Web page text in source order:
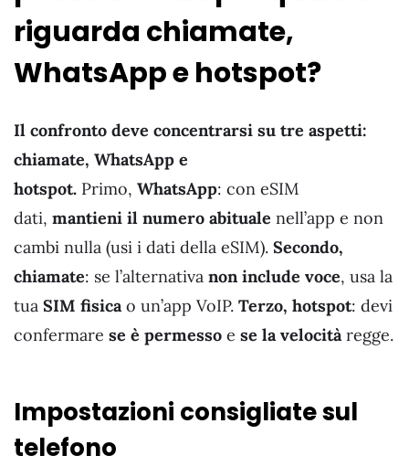
riguarda chiamate,
WhatsApp e hotspot?
Il confronto deve concentrarsi su tre aspetti:
chiamate, WhatsApp e
hotspot. Primo, WhatsApp: con eSIM
dati, mantieni il numero abituale nell’app e non
cambi nulla (usi i dati della eSIM). Secondo,
chiamate: se l’alternativa non include voce, usa la
tua SIM fisicao un’app VoIP. Terzo, hotspot: devi
confermare se è permesso e se la velocitàregge.
Impostazioni consigliate sul
telefono